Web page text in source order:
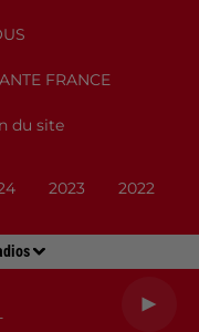
FRANCE
du site
2023 2022